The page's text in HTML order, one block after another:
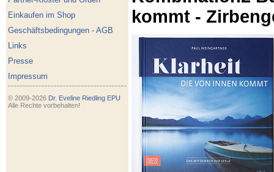
Einkaufen im Shop
Geschäftsbedingungen - AGB
Links
Presse
Impressum
© 2009-2026 Dr. Eveline Riedling EPU
Alle Rechte vorbehalten!
kommt -